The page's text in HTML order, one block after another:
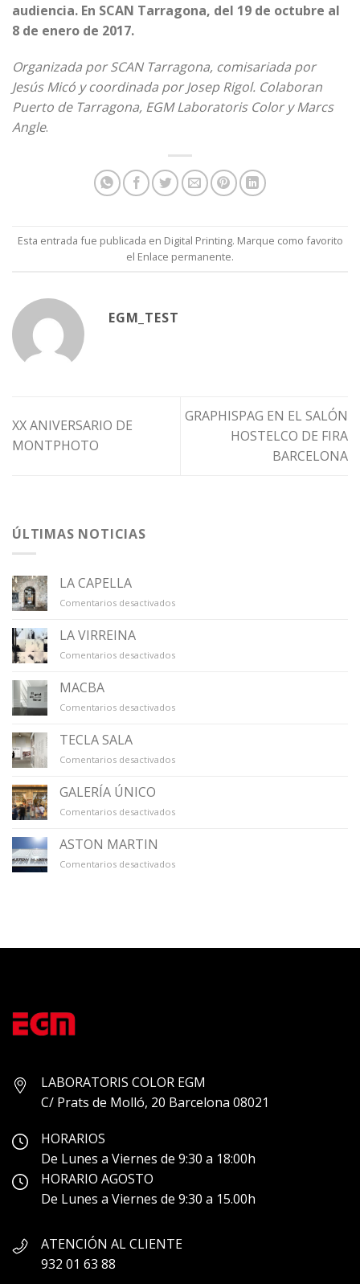
audiencia. En SCAN Tarragona, del 19 de octubre al
8 de enero de 2017.
Organizada por SCAN Tarragona, comisariada por
Jesús Micó y coordinada por Josep Rigol. Colaboran
Puerto de Tarragona, EGM Laboratoris Color y Marcs
Angle.
Esta entrada fue publicada en Digital Printing. Marque como favorito
el Enlace permanente.
EGM_TEST
XX ANIVERSARIO DE
MONTPHOTO
GRAPHISPAG EN EL SALÓN
HOSTELCO DE FIRA
BARCELONA
ÚLTIMAS NOTICIAS
LA CAPELLA
Comentarios desactivadosen
LA VIRREINA
Comentarios desactivadosen
MACBA
Comentarios desactivadosen
TECLA SALA
Comentarios desactivadosen
GALERÍA ÚNICO
Comentarios desactivadosen
ASTON MARTIN
Comentarios desactivadosen
LABORATORIS COLOR EGM
C/ Prats de Molló, 20 Barcelona 08021
HORARIOS
De Lunes a Viernes de 9:30 a 18:00h
HORARIO AGOSTO
De Lunes a Viernes de 9:30 a 15.00h
ATENCIÓN AL CLIENTE
932 01 63 88